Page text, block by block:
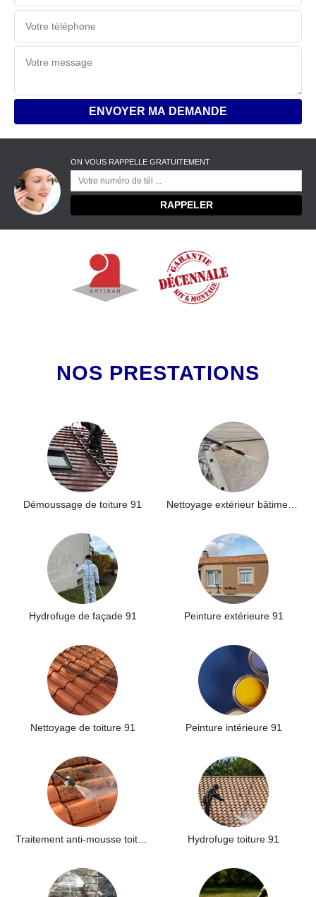
ON VOUS RAPPELLE GRATUITEMENT
NOS PRESTATIONS
Démoussage de toiture 91
Hydrofuge de façade 91 Peinture extérieure 91
Nettoyage de toiture 91 Peinture intérieure 91
Hydrofuge toiture 91